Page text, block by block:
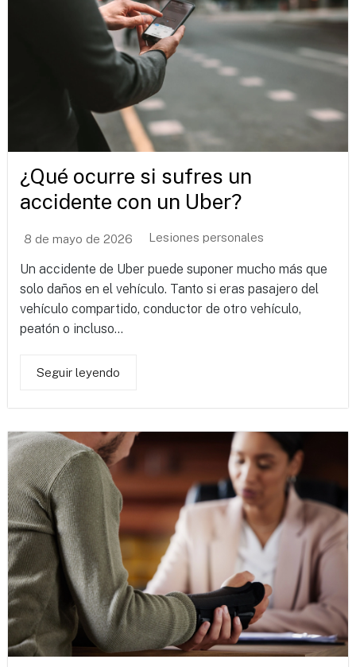
¿Qué ocurre si sufres un
accidente con un Uber?
8 de mayo de 2026 Lesiones personales
Un accidente de Uber puede suponer mucho más que
solo daños en el vehículo. Tanto si eras pasajero del
vehículo compartido, conductor de otro vehículo,
peatón o incluso...
Seguir leyendo